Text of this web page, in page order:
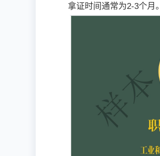
拿证时间‌通常为2-3个月。